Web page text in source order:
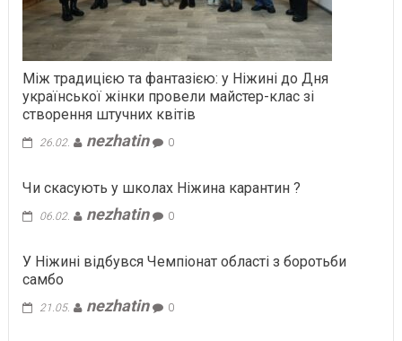
Між традицією та фантазією: у Ніжині до Дня
української жінки провели майстер-клас зі
створення штучних квітів
26.02. nezhatin 0
Чи скасують у школах Ніжина карантин ?
06.02. nezhatin 0
У Ніжині відбувся Чемпіонат області з боротьби
самбо
21.05. nezhatin 0